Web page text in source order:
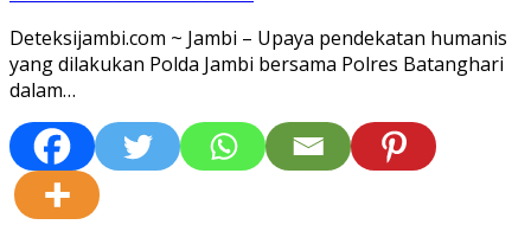
Deteksijambi.com ~ Jambi – Upaya pendekatan humanis
yang dilakukan Polda Jambi bersama Polres Batanghari
dalam…